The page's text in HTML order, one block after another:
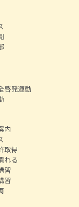
啓発運動
内
取得
れる
習
習